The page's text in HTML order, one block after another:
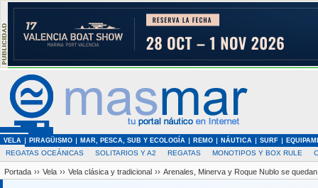
VELA PIRAGÜISMO MAR, PESCA, SUB Y ECOLOGÍA REMO NÁUTICA SURF
REGATAS OCEÁNICAS SOLITARIOS Y A2 REGATAS MONOTIPOS Y BOX RULE
Portada ›› Vela ›› Vela clásica y tradicional ›› Arenales, Minerva y Roque Nublo se